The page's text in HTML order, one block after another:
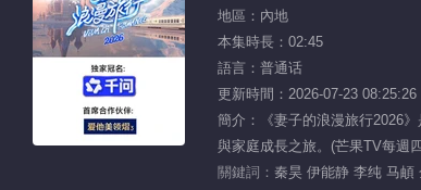
地區：內地
本集時長：02:45
語言：普通话
更新時間：2026-07-23 08:25:26
簡介：《妻子的浪漫旅行2026
與家庭成長之旅。(芒果TV每週
關鍵詞： 秦昊 伊能静 李纯 马頔